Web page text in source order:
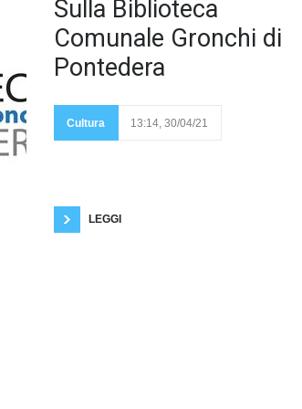
Sulla Biblioteca
Comunale Gronchi di
Pontedera
Cultura 13:14, 30/04/21
LEGGI